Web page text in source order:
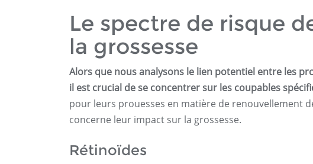
Le spectre de risque
la grossesse
Alors que nous analysons le lien potentiel entre les
il est crucial de se concentrer sur les coupables
pour leurs prouesses en matière de renouvellement
concerne leur impact sur la grossesse.
Rétinoïdes